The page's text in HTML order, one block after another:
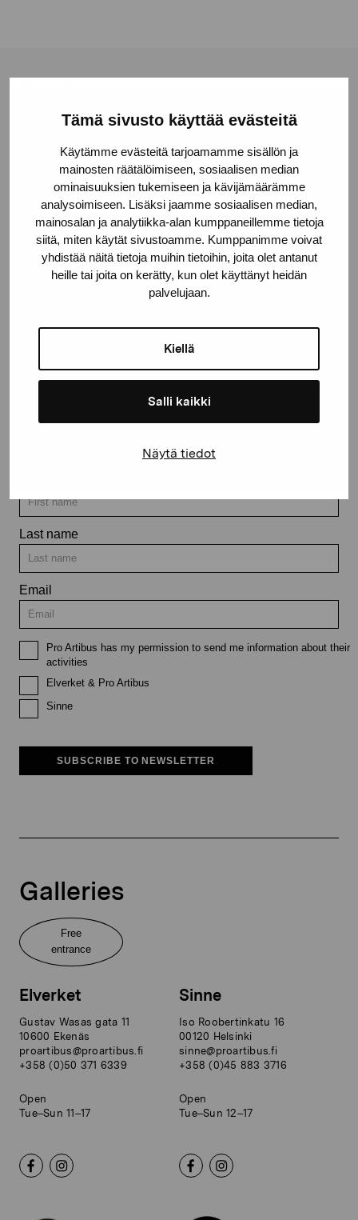
Tämä sivusto käyttää evästeitä
Käytämme evästeitä tarjoamamme sisällön ja
mainosten räätälöimiseen, sosiaalisen median
ominaisuuksien tukemiseen ja kävijämäärämme
analysoimiseen. Lisäksi jaamme sosiaalisen median,
mainosalan ja analytiikka-alan kumppaneillemme tietoja
siitä, miten käytät sivustoamme. Kumppanimme voivat
yhdistää näitä tietoja muihin tietoihin, joita olet antanut
heille tai joita on kerätty, kun olet käyttänyt heidän
palvelujaan.
Kiellä
Salli kaikki
Näytä tiedot
10600 Ekenäs
proartibus@proartibus.fi
+358 (0)50 371 6339
Stay up-to-date on our
exhibitions and events
Last name
Email
Pro Artibus has my permission to send me information about their
activities
Elverket & Pro Artibus
Sinne
SUBSCRIBE TO NEWSLETTER
Galleries
Free
entrance
Elverket
Gustav Wasas gata 11
10600 Ekenäs
proartibus@proartibus.fi
+358 (0)50 371 6339
Open
Tue–Sun 11–17
Sinne
Iso Roobertinkatu 16
00120 Helsinki
sinne@proartibus.fi
+358 (0)45 883 3716
Open
Tue–Sun 12–17